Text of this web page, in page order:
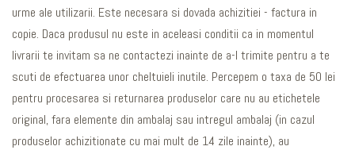
urme ale utilizarii. Este necesara si dovada achizitiei - factura in
copie. Daca produsul nu este in aceleasi conditii ca in momentul
livrarii te invitam sa ne contactezi inainte de a-l trimite pentru a te
scuti de efectuarea unor cheltuieli inutile. Percepem o taxa de 50 lei
pentru procesarea si returnarea produselor care nu au etichetele
original, fara elemente din ambalaj sau intregul ambalaj (in cazul
produselor achizitionate cu mai mult de 14 zile inainte), au